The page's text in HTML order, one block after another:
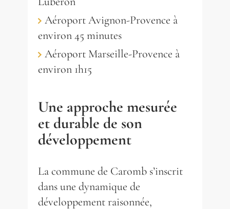
450 m²
Aéroport Avignon-Provence à
environ 45 minutes
Aéroport Marseille-Provence à
environ 1h15
Une approche mesurée
et durable de son
développement
La commune de Caromb s’inscrit
dans une dynamique de
développement raisonnée,